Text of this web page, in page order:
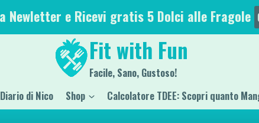
Newletter e Ricevi gratis 5 Dolci alle Fragole
Fit with Fun
Facile, Sano, Gustoso!
Diario di Nico Shop Calcolatore TDEE: Scopri quanto